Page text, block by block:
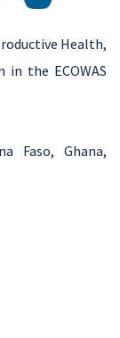
Health,
in the ECOWAS
Faso, Ghana,